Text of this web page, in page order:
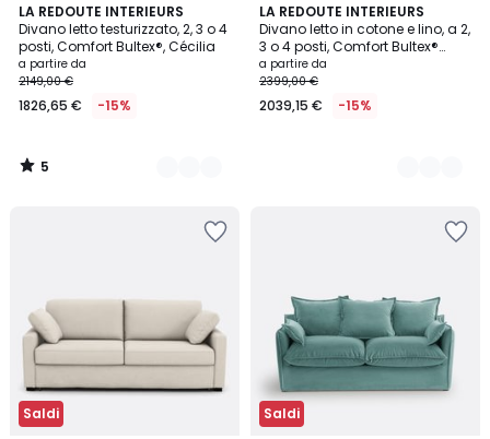
LA REDOUTE INTERIEURS
Divano letto testurizzato, 2, 3 o 4
posti, Comfort Bultex®, Cécilia
a partire da
2149,00 €
1826,65 € -15%
5
/
5
2
Colori
5
/
LA REDOUTE INTERIEURS
Divano letto in cotone e lino, a 2,
3 o 4 posti, Comfort Bultex®
Cécilia
a partire da
2399,00 €
2039,15 € -15%
3
Colori
Saldi Saldi